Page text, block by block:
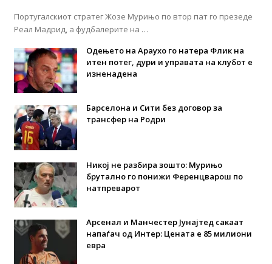
Португалскиот стратег Жозе Мурињо по втор пат го презеде
Реал Мадрид, а фудбалерите на …
Одењето на Араухо го натера Флик на
итен потег, дури и управата на клубот е
изненадена
Барселона и Сити без договор за
трансфер на Родри
Никој не разбира зошто: Мурињо
брутално го понижи Ференцварош по
натпреварот
Арсенал и Манчестер Јунајтед сакаат
напаѓач од Интер: Цената е 85 милиони
евра